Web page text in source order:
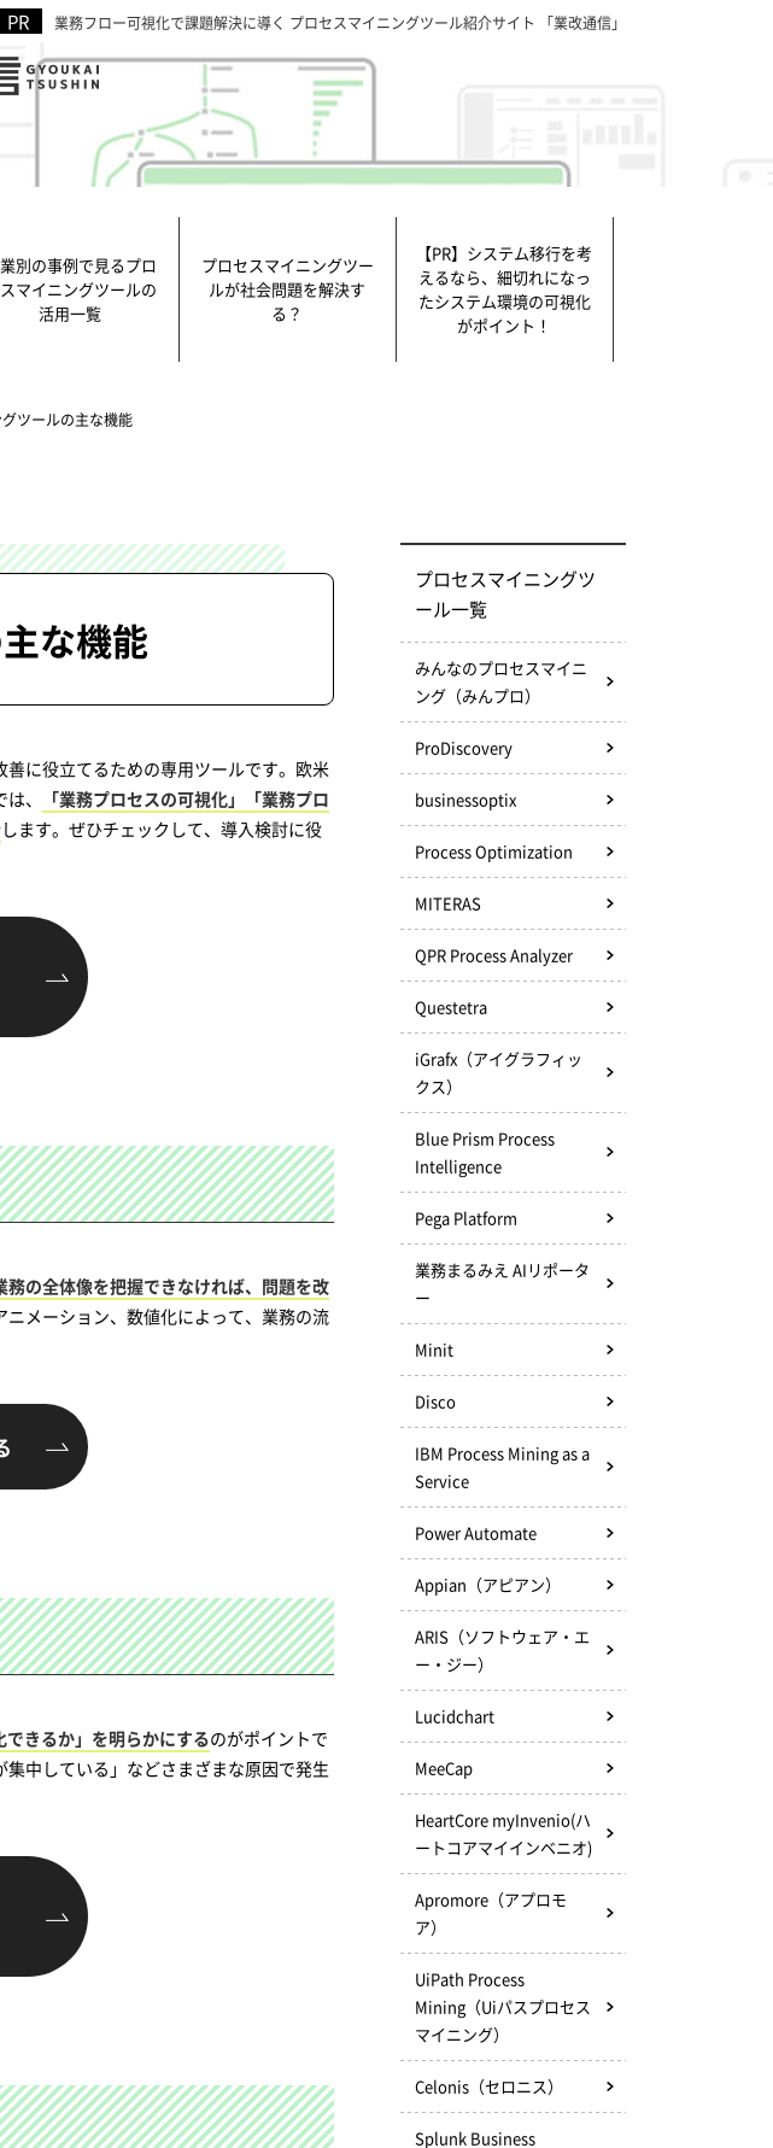
業務フロー可視化で課題解決に導く プロセスマイニングツール紹介サイト 「業改通信」
別の事例で見るプロ
マイニングツールの
活用一覧
プロセスマイニングツー
ルが社会問題を解決す
る？
【PR】システム移行を考
えるなら、細切れになっ
たシステム環境の可視化
がポイント！
ツールの主な機能
主な機能
に役立てるための専用ツールです。欧米
、
「業務プロセスの可視化」「業務プロ
します。ぜひチェックして、導入検討に役
務の全体像を把握できなければ、問題を改
メーション、数値化によって、業務の流
できるか」を明らかにするのがポイントで
中している」などさまざまな原因で発生
プロセスマイニングツ
ール一覧
みんなのプロセスマイニ
ング（みんプロ）
ProDiscovery
businessoptix
Process Optimization
MITERAS
QPR Process Analyzer
Questetra
iGrafx（アイグラフィッ
クス）
Blue Prism Process
Intelligence
Pega Platform
業務まるみえ AIリポータ
ー
Minit
Disco
IBM Process Mining as a
Service
Power Automate
Appian（アピアン）
ARIS（ソフトウェア・エ
ー・ジー）
Lucidchart
MeeCap
HeartCore myInvenio(ハ
ートコアマイインベニオ)
Apromore（アプロモ
ア）
UiPath Process
Mining（Uiパスプロセス
マイニング）
Celonis（セロニス）
Splunk Business